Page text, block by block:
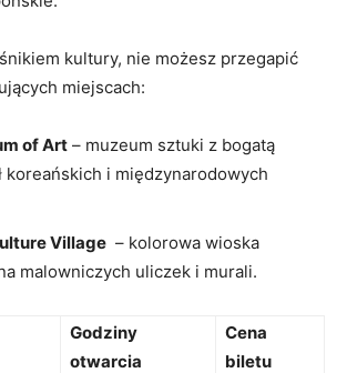
kultury, ‌nie możesz przegapić
miejscach:
of Art – muzeum sztuki z bogatą
koreańskich i międzynarodowych
Village ‌ – kolorowa wioska
malowniczych​ uliczek⁣ i‍ murali.
Godziny
otwarcia
Cena
⁣biletu